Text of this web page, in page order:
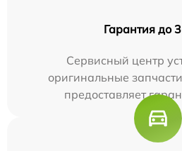
Гарантия до
Сервисный центр
оригинальные
предоставляет